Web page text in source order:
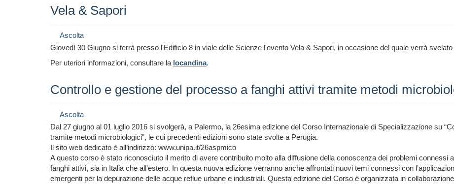
Vela & Sapori
Ascolta
Giovedì 30 Giugno si terrà presso l'Edificio 8 in viale delle Scienze l'evento Vela & Sapori, in occasione del quale verrà
Per uteriori informazioni, consultare la locandina.
Controllo e gestione del processo a fanghi attivi tramite metodi
Ascolta
Dal 27 giugno al 01 luglio 2016 si svolgerà, a Palermo, la 26esima edizione del Corso Internazionale di Specializzazione su
tramite metodi microbiologici”, le cui precedenti edizioni sono state svolte a Perugia.
Il sito web dedicato è all’indirizzo: www.unipa.it/26aspmico
A questo corso è stato riconosciuto il merito di avere contribuito molto alla diffusione della conoscenza dei problemi connessi
fanghi attivi, sia in Italia che all’estero. In questa nuova edizione verranno anche affrontati nuovi temi connessi con
emergenti per la depurazione delle acque reflue urbane e industriali. Questa edizione del Corso è organizzata in